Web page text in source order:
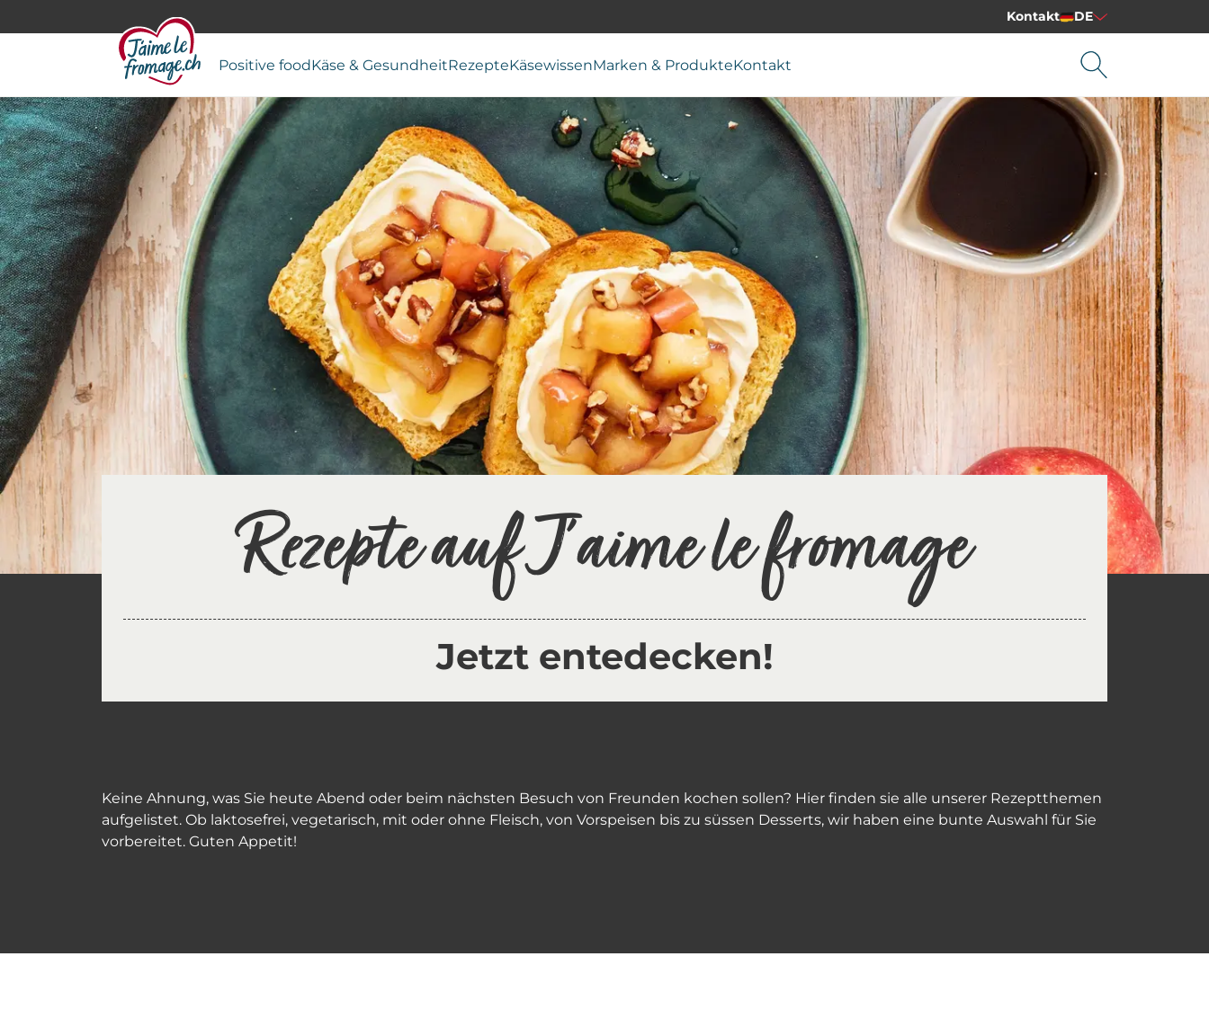
Kontakt DE
Positive foodKäse & GesundheitRezepteKäsewissenMarken & ProdukteKontakt
Rezepte auf J'aime le fromage
Jetzt entedecken!
Keine Ahnung, was Sie heute Abend oder beim nächsten Besuch von Freunden kochen sollen? Hier finden sie alle unserer Rezeptthemen
aufgelistet. Ob laktosefrei, vegetarisch, mit oder ohne Fleisch, von Vorspeisen bis zu süssen Desserts, wir haben eine bunte Auswahl für Sie
vorbereitet. Guten Appetit!